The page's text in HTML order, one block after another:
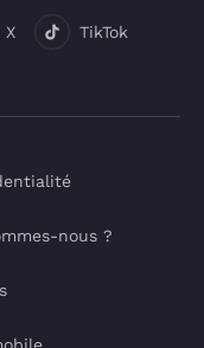
X TikTok
nous ?